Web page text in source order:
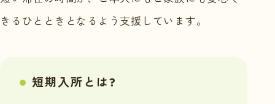
きるひとときとなるよう支援しています。
短期入所とは?